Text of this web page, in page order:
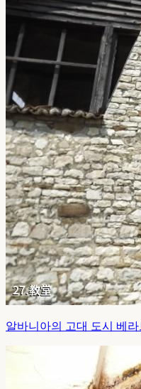
알바니아의 고대 도시 베